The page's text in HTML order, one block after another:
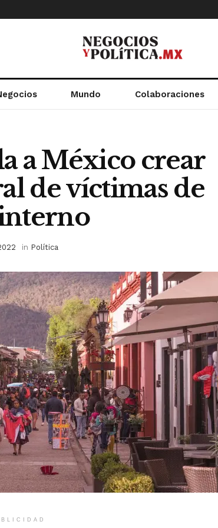
Mundo Colaboraciones
a México crear
de víctimas de
in Política